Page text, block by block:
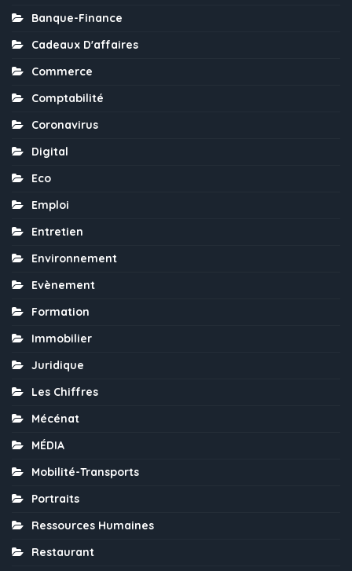
Banque-Finance
Cadeaux D'affaires
Commerce
Comptabilité
Coronavirus
Digital
Eco
Emploi
Entretien
Environnement
Evènement
Formation
Immobilier
Juridique
Les Chiffres
Mécénat
MÉDIA
Mobilité-Transports
Portraits
Ressources Humaines
Restaurant